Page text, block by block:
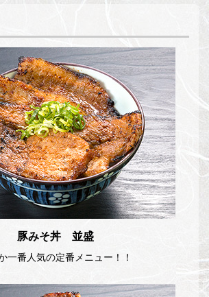
豚みそ丼 並盛
一番人気の定番メニュー！！